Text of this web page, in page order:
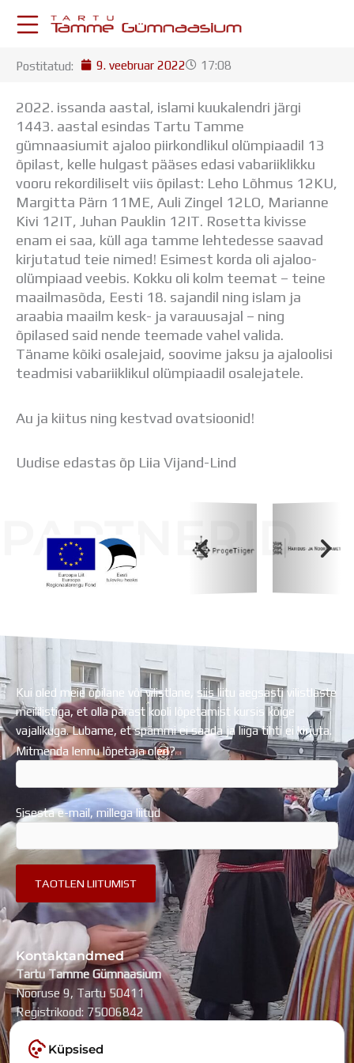
KESKKONNAD
Postkast
Drive
Tamme TV
Tamme Leht
Kooliraadio
Koorilaul
ÕPPETÖÖ
Tunniplaan
Aastaplaan
Õppekava
Ainepassid
Huviringid
Õpilastööd (UPT)
Distantsõpe
ÜLDINFO
Meie kool
Vilistlastele
Toitlustamine
Virtuaaltuur
Õpilasesindus
Postitatud: 9. veebruar 2022 17:08
2022. issanda aastal, islami kuukalendri järgi
1443. aastal esindas Tartu Tamme
gümnaasiumit ajaloo piirkondlikul olümpiaadil 13
õpilast, kelle hulgast pääses edasi vabariiklikku
vooru rekordiliselt viis õpilast: Leho Lõhmus 12KU,
Margitta Pärn 11ME, Auli Zingel 12LO, Marianne
Kivi 12IT, Juhan Pauklin 12IT. Rosetta kivisse
enam ei saa, küll aga tamme lehtedesse saavad
kirjutatud teie nimed! Esimest korda oli ajaloo-
olümpiaad veebis. Kokku oli kolm teemat – teine
maailmasõda, Eesti 18. sajandil ning islam ja
araabia maailm kesk- ja varauusajal – ning
õpilased said nende teemade vahel valida.
Täname kõiki osalejaid, soovime jaksu ja ajaloolisi
teadmisi vabariiklikul olümpiaadil osalejatele.
Au ja kiitus ning kestvad ovatsioonid!
Uudise edastas õp Liia Vijand-Lind
PARTNERID
Kui oled meie õpilane või vilistlane, siis liitu aegsasti vilistlaste
meililistiga, et olla pärast kooli lõpetamist kursis kõige
vajalikuga. Lubame, et spämmi ei saada ja liiga tihti ei kirjuta.
Mitmenda lennu lõpetaja oled?
Sisesta e-mail, millega liitud
Kontaktandmed
Tartu Tamme Gümnaasium
Nooruse 9, Tartu 50411
Registrikood: 75006842
KONTAKTID
Küpsised